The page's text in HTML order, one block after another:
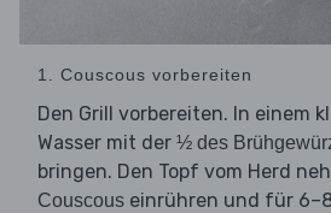
1. Couscous vorbereiten
Den Grill vorbereiten. In einem
Wasser mit der ½ des
bringen. Den Topf vom Herd
Couscous einrühren und für